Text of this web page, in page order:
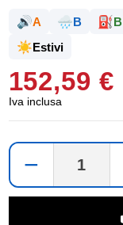
🔊A 🌧️B ⛽B
☀️Estivi
152,59 €
Iva inclusa
−